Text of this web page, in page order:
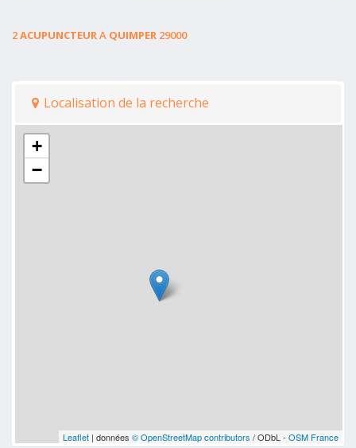
2ACUPUNCTEURA QUIMPER 29000
Localisation de la recherche
+
−
Leaflet| données © OpenStreetMap contributors / ODbL - OSM France